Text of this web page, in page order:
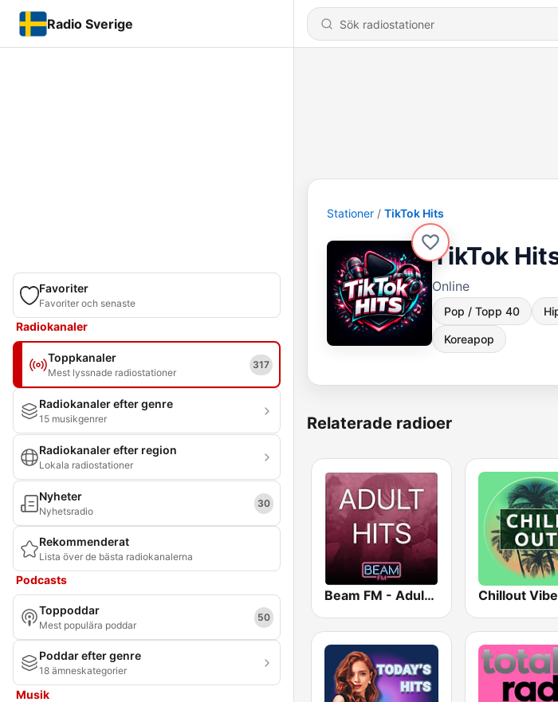
Radio Sverige
Favoriter
Favoriter och senaste
Radiokanaler
Toppkanaler
Mest lyssnade radiostationer
317
Radiokanaler efter genre
15 musikgenrer
Radiokanaler efter region
Lokala radiostationer
Nyheter
Nyhetsradio
30
Rekommenderat
Lista över de bästa radiokanalerna
Podcasts
Toppoddar
Mest populära poddar
50
Poddar efter genre
18 ämneskategorier
Musik
Stationer TikTok Hits
TikTok
Online
Pop / Topp 40
Koreapop
Relaterade radioer
Beam FM - Adult Hits Chillout